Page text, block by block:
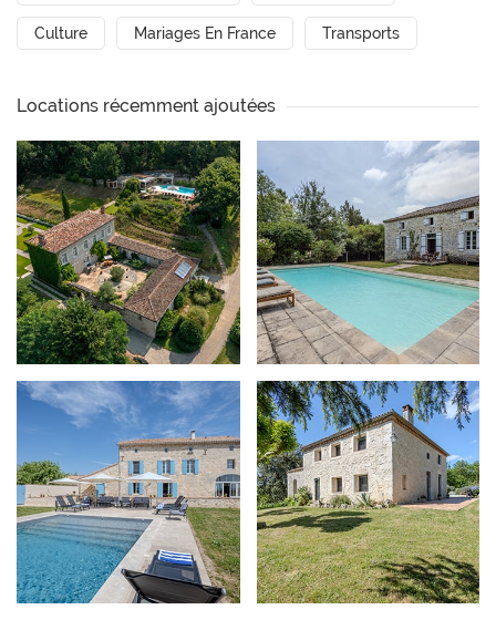
Culture Mariages En France Transports
Locations récemment ajoutées